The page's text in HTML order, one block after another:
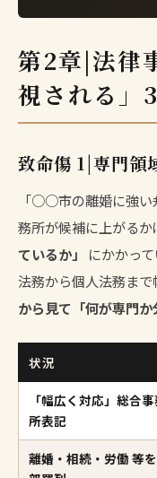
第2章|法律
視される」
致命傷 1|専門領
「○○市の離婚に強い
務所が候補に上がるか
ているか」
にかかっ
法務から個人法務まで
から見て「何が専門か
状況
「幅広く対応」総合
所表記
離婚・相続・労働 等